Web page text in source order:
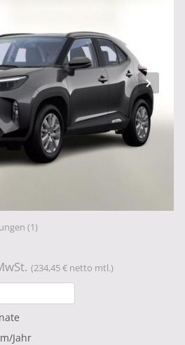
(1)
(234,45 € netto mtl.)
Jahr